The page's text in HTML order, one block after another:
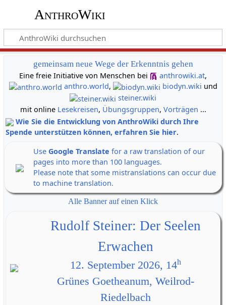
AnthroWiki
gemeinsam neue Wege der Erkenntnis gehen
Eine freie Initiative von Menschen bei
anthrowiki.at,
anthro.world, biodyn.wiki und
steiner.wiki
mit online Lesekreisen, Übungsgruppen, Vorträgen ...
Wie Sie die Entwicklung von AnthroWiki durch Ihre
Spende unterstützen können, erfahren Sie hier.
Use Google Translate for a raw translation of our
pages into more than 100 languages.
Please note that some mistranslations can occur due
to machine translation.
Alle Banner auf einen Klick
Rudolf Steiner: Der Seelen
Erwachen
12. September 2026, 14h
Grünes Goetheanum, Weilrod-
Riedelbach